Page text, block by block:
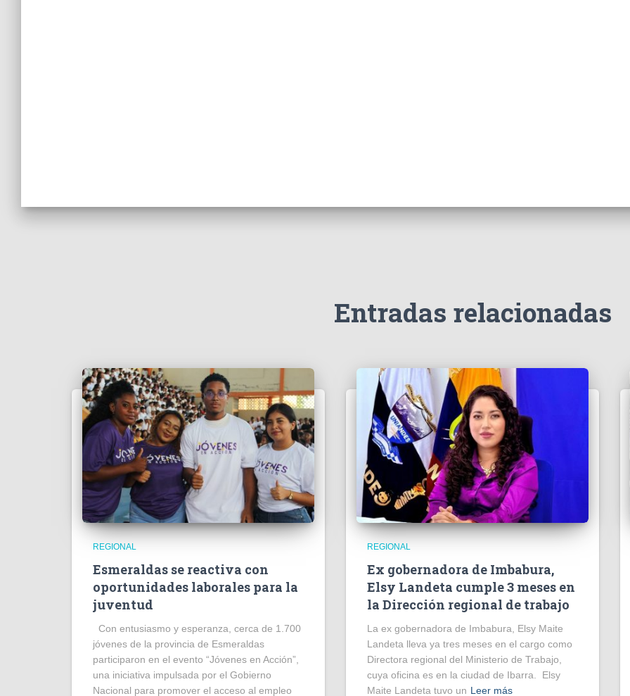
Entradas relacionadas
REGIONAL
Esmeraldas se reactiva con
oportunidades laborales para la
juventud
Con entusiasmo y esperanza, cerca de 1.700
jóvenes de la provincia de Esmeraldas
participaron en el evento “Jóvenes en Acción”,
una iniciativa impulsada por el Gobierno
Nacional para promover el acceso al empleo
REGIONAL
Ex gobernadora de Imbabura,
Elsy Landeta cumple 3 meses en
la Dirección regional de trabajo
La ex gobernadora de Imbabura, Elsy Maite
Landeta lleva ya tres meses en el cargo como
Directora regional del Ministerio de Trabajo,
cuya oficina es en la ciudad de Ibarra. Elsy
Maite Landeta tuvo un Leer más